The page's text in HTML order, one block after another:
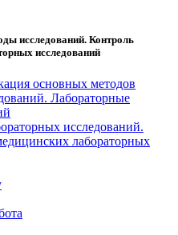
системах
исследований. Контроль
исследований
основных методов
Лабораторные
исследований.
лабораторных